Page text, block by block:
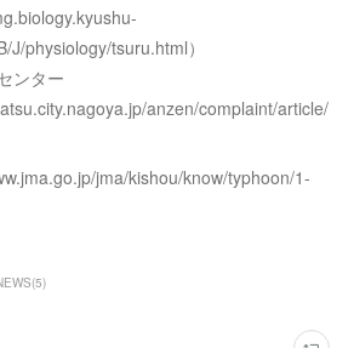
J/physiology/tsuru.html）
ンター
anzen/complaint/article/
jma/kishou/know/typhoon/1-
(5)